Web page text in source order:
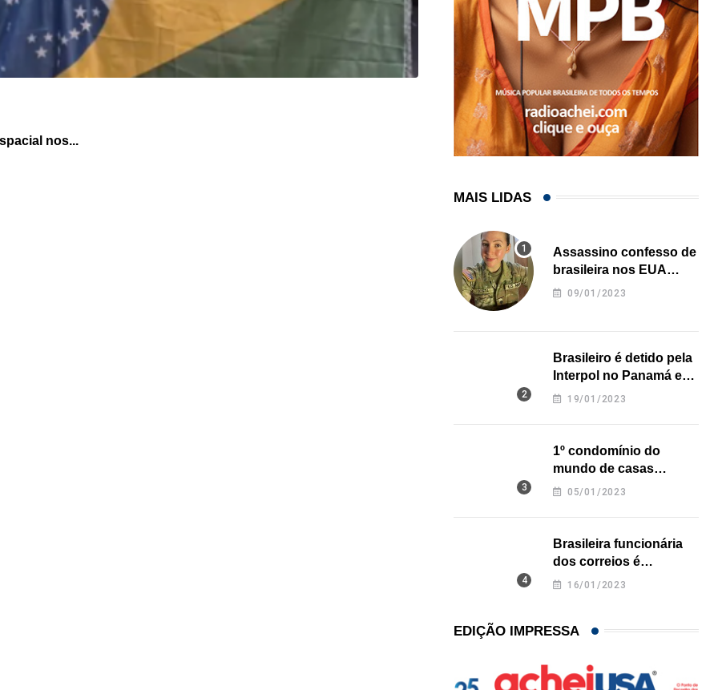
nos...
COMUNIDADE, IMIGRAÇÃO,
Professor brasileiro de jiu-jítsu é preso pelo ICE...
MAIS LIDAS
Assassino confesso de
brasileira nos EUA
revela onde deixou o
09/01/2023
Brasileiro é detido pela
Interpol no Panamá e
pode pegar prisão
19/01/2023
1º condomínio do
mundo de casas
impressas em 3D é
05/01/2023
Brasileira funcionária
dos correios é
assassinada a facadas
16/01/2023
EDIÇÃO IMPRESSA